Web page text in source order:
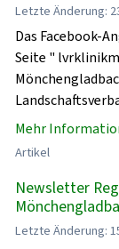
Letzte Änderung:
Das Facebook-
Seite "
Mehr
Artikel
Newsletter
Letzte Änderung: